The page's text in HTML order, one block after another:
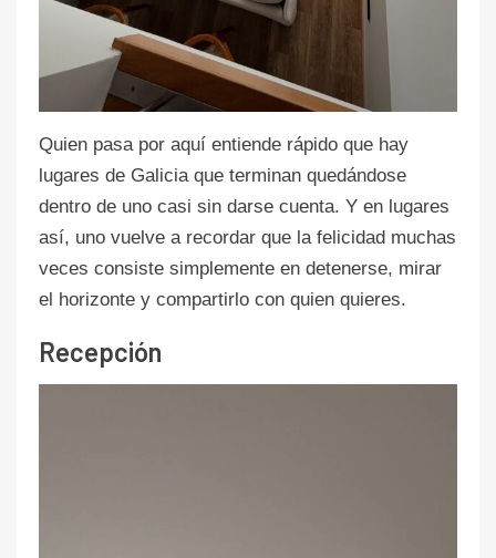
Quien pasa por aquí entiende rápido que hay
lugares de Galicia que terminan quedándose
dentro de uno casi sin darse cuenta. Y en lugares
así, uno vuelve a recordar que la felicidad muchas
veces consiste simplemente en detenerse, mirar
el horizonte y compartirlo con quien quieres.
Recepción